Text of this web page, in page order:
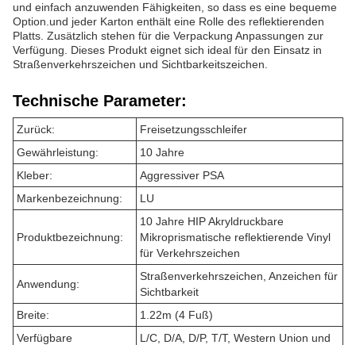
und einfach anzuwenden Fähigkeiten, so dass es eine bequeme
Option.und jeder Karton enthält eine Rolle des reflektierenden
Platts. Zusätzlich stehen für die Verpackung Anpassungen zur
Verfügung. Dieses Produkt eignet sich ideal für den Einsatz in
Straßenverkehrszeichen und Sichtbarkeitszeichen.
Technische Parameter:
Zurück:
Freisetzungsschleifer
Gewährleistung:
10 Jahre
Kleber:
Aggressiver PSA
Markenbezeichnung:
LU
Produktbezeichnung:
10 Jahre HIP Akryldruckbare
Mikroprismatische reflektierende Vinyl
für Verkehrszeichen
Anwendung:
Straßenverkehrszeichen, Anzeichen für
Sichtbarkeit
Breite:
1.22m (4 Fuß)
Verfügbare
L/C, D/A, D/P, T/T, Western Union und